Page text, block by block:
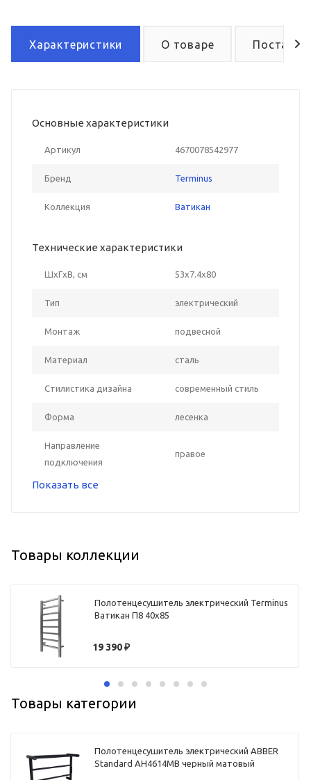
Характеристики О товаре Поставка
Основные характеристики
Артикул 4670078542977
Бренд Terminus
Коллекция Ватикан
Технические характеристики
ШxГxВ, см 53x7.4x80
Тип электрический
Монтаж подвесной
Материал сталь
Стилистика дизайна современный стиль
Форма лесенка
Направление
подключения
правое
Показать все
Товары коллекции
Полотенцесушитель электрический Terminus
Ватикан П8 40х85
19 390₽
Товары категории
Полотенцесушитель электрический ABBER
Standard AH4614MB черный матовый